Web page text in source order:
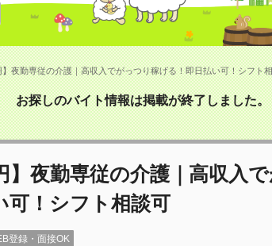
夜勤専従の介護｜高収入でがっつり稼げる！即日払い可！シフト
お探しのバイト情報は掲載が終了しました。
】夜勤専従の介護｜高収入
可！シフト相談可
登録・面接OK